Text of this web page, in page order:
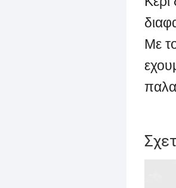
Με